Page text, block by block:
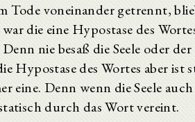
Tode voneinander getrennt,
die eine Hypostase des
nie besaß die Seele oder
Hypostase des Wortes aber ist
eine. Denn wenn die Seele
durch das Wort vereint.